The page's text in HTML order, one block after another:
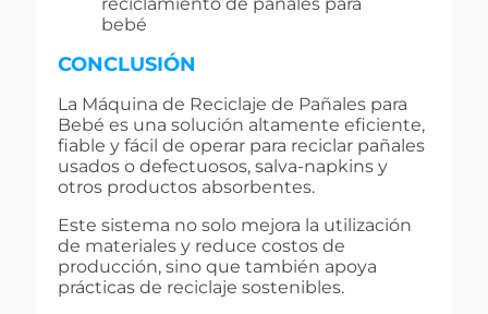
reciclamiento de pañales para
bebé
CONCLUSIÓN
La Máquina de Reciclaje de Pañales para
Bebé es una solución altamente eficiente,
fiable y fácil de operar para reciclar pañales
usados o defectuosos, salva-napkins y
otros productos absorbentes.
Este sistema no solo mejora la utilización
de materiales y reduce costos de
producción, sino que también apoya
prácticas de reciclaje sostenibles.